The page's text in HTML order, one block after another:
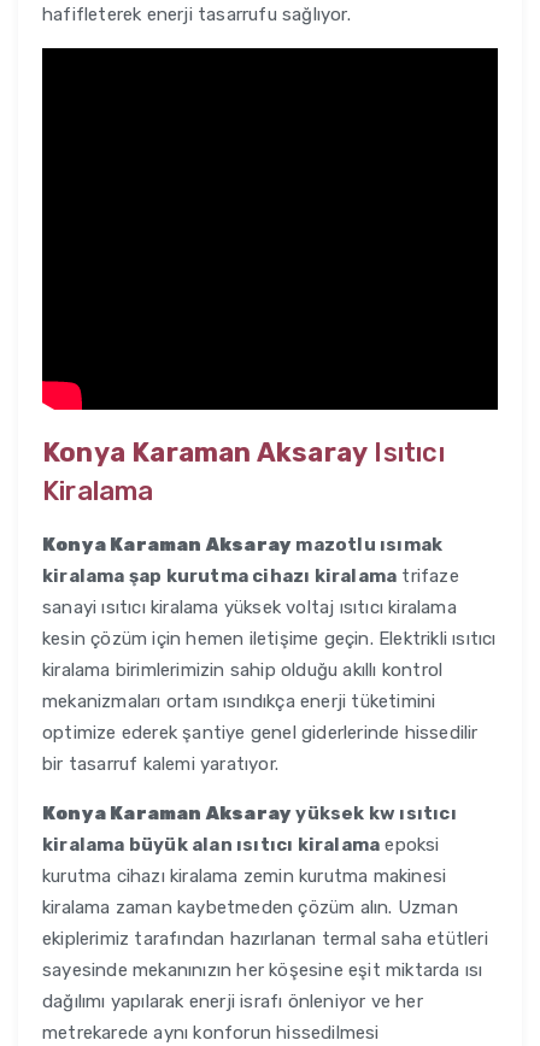
hafifleterek enerji tasarrufu sağlıyor.
Konya Karaman Aksaray Isıtıcı
Kiralama
Konya Karaman Aksaray mazotlu ısımak
kiralama şap kurutma cihazı kiralama trifaze
sanayi ısıtıcı kiralama yüksek voltaj ısıtıcı kiralama
kesin çözüm için hemen iletişime geçin. Elektrikli ısıtıcı
kiralama birimlerimizin sahip olduğu akıllı kontrol
mekanizmaları ortam ısındıkça enerji tüketimini
optimize ederek şantiye genel giderlerinde hissedilir
bir tasarruf kalemi yaratıyor.
Konya Karaman Aksarayyüksek kw ısıtıcı
kiralama büyük alan ısıtıcı kiralama epoksi
kurutma cihazı kiralama zemin kurutma makinesi
kiralama zaman kaybetmeden çözüm alın. Uzman
ekiplerimiz tarafından hazırlanan termal saha etütleri
sayesinde mekanınızın her köşesine eşit miktarda ısı
dağılımı yapılarak enerji israfı önleniyor ve her
metrekarede aynı konforun hissedilmesi